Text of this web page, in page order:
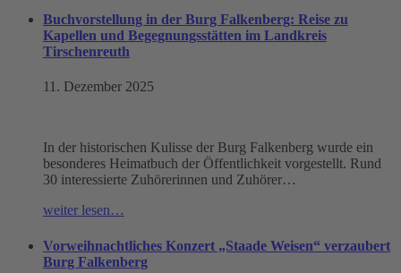
Buchvorstellung in der Burg Falkenberg: Reise zu
Kapellen und Begegnungsstätten im Landkreis
Tirschenreuth
11. Dezember 2025
In der historischen Kulisse der Burg Falkenberg wurde ein
besonderes Heimatbuch der Öffentlichkeit vorgestellt. Rund
30 interessierte Zuhörerinnen und Zuhörer…
weiter lesen…
Vorweihnachtliches Konzert „Staade Weisen“ verzaubert
Burg Falkenberg